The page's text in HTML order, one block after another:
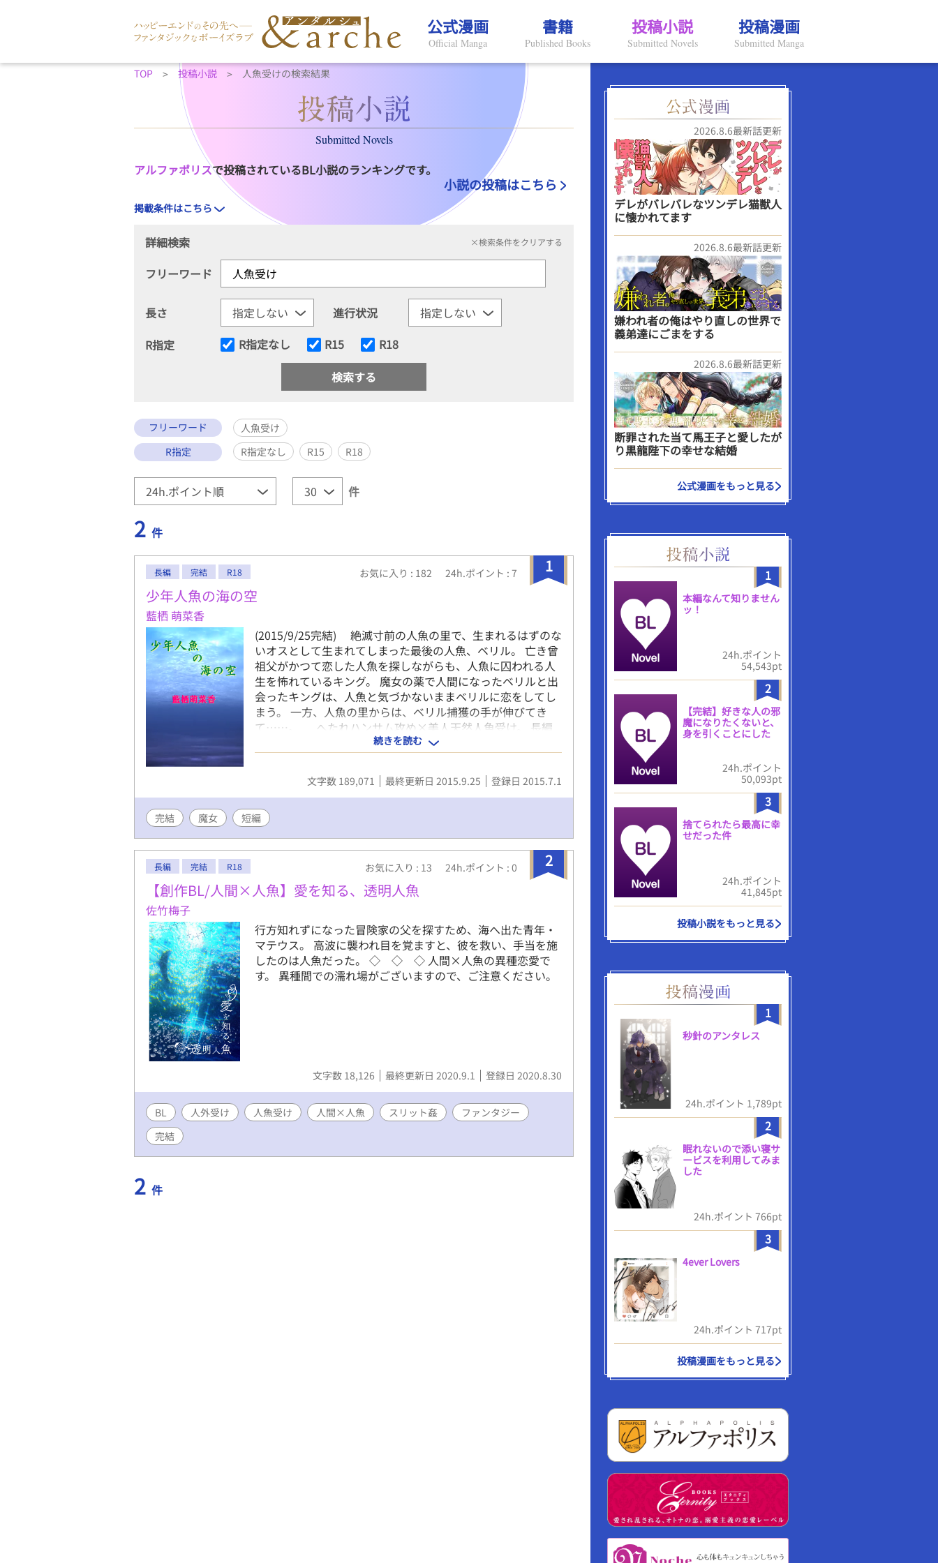
公式漫画
Official Manga
書籍
Published Books
投稿小説
Submitted Novels
投稿漫画
Submitted Manga
TOP 投稿小説 人魚受けの検索結果
Submitted Novels
アルファポリスで投稿されているBL小説のランキングです。
小説の投稿はこちら
掲載条件はこちら
詳細検索 ×検索条件をクリアする
フリーワード
長さ
進行状況
R指定
R指定なし R15 R18
フリーワード
人魚受け
R指定
R指定なし R15 R18
件
2 件
1
長編 完結 R18 お気に入り : 182 24h.ポイント : 7
少年人魚の海の空
藍栖 萌菜香
(2015/9/25完結) 絶滅寸前の人魚の里で、生まれるはずのな
いオスとして生まれてしまった最後の人魚、ベリル。 亡き曾
祖父がかつて恋した人魚を探しながらも、人魚に囚われる人
生を怖れているキング。 魔女の薬で人間になったベリルと出
会ったキングは、人魚と気づかないままベリルに恋をしてし
まう。 一方、人魚の里からは、ベリル捕獲の手が伸びてき
て……。 へたれハンサム攻め×美人天然人魚受け。 長編
現代ファンタジー異種族ＢＬ。 性的表現のあるシーンは真ん
中と終盤で【※】をつけます。 受けに異性からの軽い絡みが
ほんのちょびっとあります。 受け視点と攻め視点の入れ替え
制。１話平均2189文字。 小説家になろう（ムーンライト）に
短編『少年人魚の彼といっしょに』完結しました。 ※現在改
稿中につき、ご不便をおかけします。
続きを読む
文字数 189,071 最終更新日 2015.9.25 登録日 2015.7.1
完結 魔女 短編
2
長編 完結 R18 お気に入り : 13 24h.ポイント : 0
【創作BL/人間×人魚】愛を知る、透明人魚
佐竹梅子
行方知れずになった冒険家の父を探すため、海へ出た青年・
マテウス。 高波に襲われ目を覚ますと、彼を救い、手当を施
したのは人魚だった。 ◇ ◇ ◇ 人間×人魚の異種恋愛で
す。 異種間での濡れ場がございますので、ご注意ください。
文字数 18,126 最終更新日 2020.9.1 登録日 2020.8.30
BL 人外受け 人魚受け 人間×人魚 スリット姦
ファンタジー
完結
2 件
2026.8.6最新話更新
デレがバレバレなツンデレ猫獣人
に懐かれてます
2026.8.6最新話更新
嫌われ者の俺はやり直しの世界で
義弟達にごまをする
2026.8.6最新話更新
断罪された当て馬王子と愛したが
り黒龍陛下の幸せな結婚
公式漫画をもっと見る
1
本編なんて知りません
ッ！
24h.ポイント
54,543pt
2
【完結】好きな人の邪
魔になりたくないと、
身を引くことにした
24h.ポイント
50,093pt
3
捨てられたら最高に幸
せだった件
24h.ポイント
41,845pt
投稿小説をもっと見る
1
秒針のアンタレス
24h.ポイント 1,789pt
2
眠れないので添い寝サ
ービスを利用してみま
した
24h.ポイント 766pt
3
4ever Lovers
24h.ポイント 717pt
投稿漫画をもっと見る